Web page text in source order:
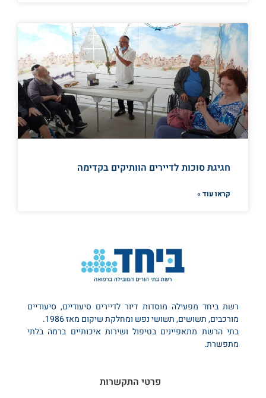
חגיגת סוכות לדיירים הוותיקים בקדימה
קראו עוד »
רשת ביחד מפעילה מוסדות דיור לדיירים סיעודיים, סיעודיים
מורכבים, תשושים, תשושי נפש ומחלקת שיקום מאז 1986.
בתי הרשת מתאפיינים בטיפול ושירות איכותיים ברמה בלתי
מתפשרת.
פרטי התקשרות